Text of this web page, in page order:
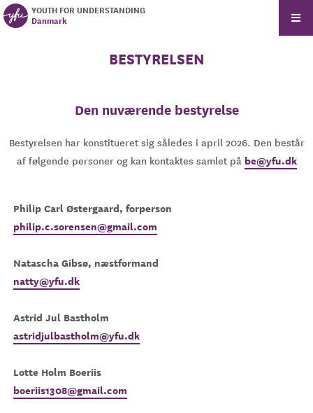
YOUTH FOR UNDERSTANDING
Danmark
BESTYRELSEN
Den nuværende bestyrelse
Bestyrelsen har konstitueret sig således i april 2026. Den består
af følgende personer og kan kontaktes samlet på be@yfu.dk
Philip Carl Østergaard, forperson
philip.c.sorensen@gmail.com
Natascha Gibsø, næstformand
natty@yfu.dk
Astrid Jul Bastholm
astridjulbastholm@yfu.dk
Lotte Holm Boeriis
boeriis1308@gmail.com